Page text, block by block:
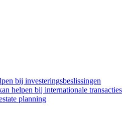
bij investeringsbeslissingen
helpen bij internationale transacties
planning